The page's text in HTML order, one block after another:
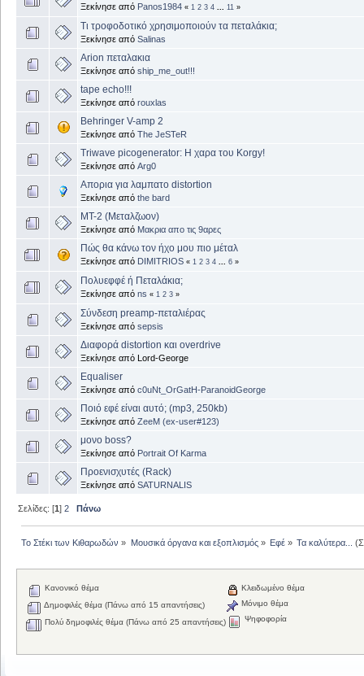
Ξεκίνησε από Panos1984 « 1 2 3 4 11 »
Τι τροφοδοτικό χρησιμοποιούν τα πεταλάκια;
Ξεκίνησε από Salinas
Αrion πεταλακια
Ξεκίνησε από ship_me_out!!!
tape echo!!!
Ξεκίνησε από rouxlas
Behringer V-amp 2
Ξεκίνησε από The JeSTeR
Triwave picogenerator: Η χαρα του Κorgy!
Ξεκίνησε από Arg0
Απορια για λαμπατο distortion
Ξεκίνησε από the bard
MT-2 (Μεταλζωον)
Ξεκίνησε από Μακρια απο τις 9αρες
Πώς θα κάνω τον ήχο μου πιο μέταλ
Ξεκίνησε από DIMITRIOS « 1 2 3 4 6 »
Πολυεφφέ ή Πεταλάκια;
Ξεκίνησε από ns « 1 2 3 »
Σύνδεση preamp-πεταλιέρας
Ξεκίνησε από sepsis
Διαφορά distortion και overdrive
Ξεκίνησε από Lord-George
Equaliser
Ξεκίνησε από c0uNt_OrGatH-ParanoidGeorge
Ποιό εφέ είναι αυτό; (mp3, 250kb)
Ξεκίνησε από ZeeM (ex-user#123)
μονο boss?
Ξεκίνησε από Portrait Of Karma
Προενισχυτές (Rack)
Ξεκίνησε από SATURNALIS
Σελίδες: [1]2 Πάνω
Το Στέκι των Κιθαρωδών » Μουσικά όργανα και εξοπλισμός» Εφέ» Τα καλύτερα...
Κανονικό θέμα
Δημοφιλές θέμα (Πάνω από 15 απαντήσεις)
Πολύ δημοφιλές θέμα (Πάνω από 25 απαντήσεις)
Κλειδωμένο θέμα
Μόνιμο θέμα
Ψηφοφορία